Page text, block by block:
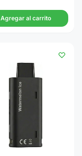
Agregar al carrito